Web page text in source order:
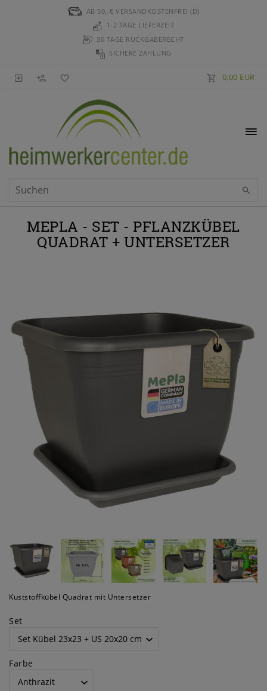
AB 50,-€ VERSANDKOSTENFREI (D)
1-2 TAGE LIEFERZEIT
30 TAGE RÜCKGABERECHT
SICHERE ZAHLUNG
0,00 EUR
MEPLA - SET - PFLANZKÜBEL
QUADRAT + UNTERSETZER
Kuststoffkübel Quadrat mit Untersetzer
Set
Farbe